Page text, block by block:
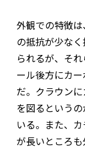
外観での特徴
の抵抗が少な
られるが、そ
ール後方にカ
だ。クラウン
を図るという
いる。また、
が長いところも